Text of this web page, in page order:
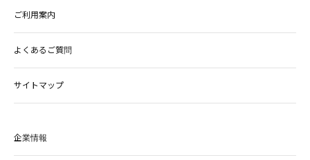
ご利用案内
よくあるご質問
サイトマップ
企業情報